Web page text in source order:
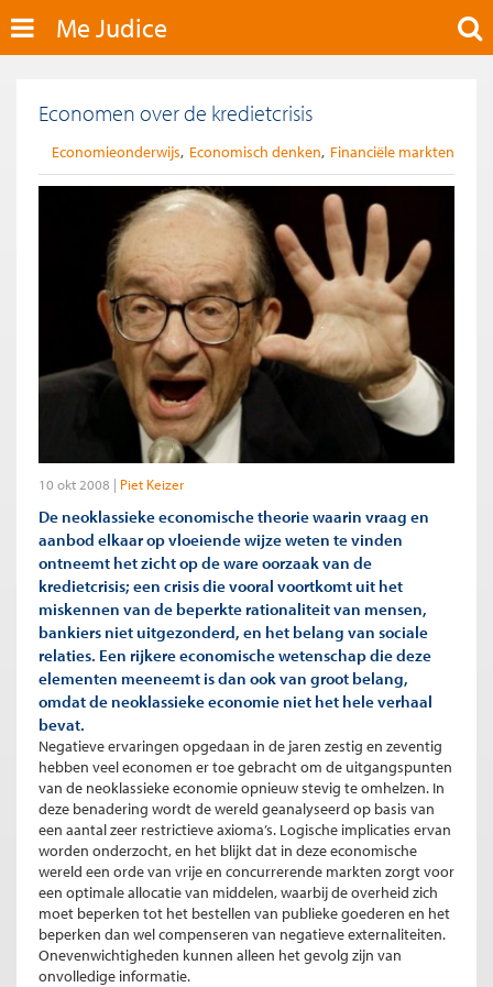
Me Judice
Economen over de kredietcrisis
Economieonderwijs Economisch denken Financiële markten
10 okt 2008 Piet Keizer
De neoklassieke economische theorie waarin vraag en
aanbod elkaar op vloeiende wijze weten te vinden
ontneemt het zicht op de ware oorzaak van de
kredietcrisis; een crisis die vooral voortkomt uit het
miskennen van de beperkte rationaliteit van mensen,
bankiers niet uitgezonderd, en het belang van sociale
relaties. Een rijkere economische wetenschap die deze
elementen meeneemt is dan ook van groot belang,
omdat de neoklassieke economie niet het hele verhaal
bevat.
Negatieve ervaringen opgedaan in de jaren zestig en zeventig
hebben veel economen er toe gebracht om de uitgangspunten
van de neoklassieke economie opnieuw stevig te omhelzen. In
deze benadering wordt de wereld geanalyseerd op basis van
een aantal zeer restrictieve axioma’s. Logische implicaties ervan
worden onderzocht, en het blijkt dat in deze economische
wereld een orde van vrije en concurrerende markten zorgt voor
een optimale allocatie van middelen, waarbij de overheid zich
moet beperken tot het bestellen van publieke goederen en het
beperken dan wel compenseren van negatieve externaliteiten.
Onevenwichtigheden kunnen alleen het gevolg zijn van
onvolledige informatie.